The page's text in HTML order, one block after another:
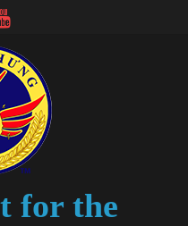
for the